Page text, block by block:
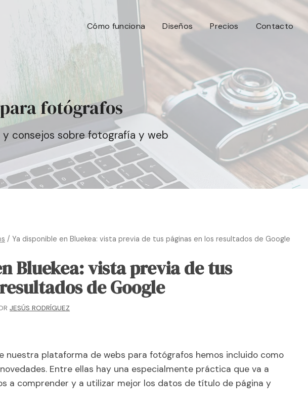
Cómo funciona Diseños Precios Contacto
fotógrafos
y consejos sobre fotografía y web
/ Ya disponible en Bluekea: vista previa de tus páginas en los resultados de Google
Bluekea: vista previa de tus
de Google
JESÚS RODRÍGUEZ
nuestra plataforma de webs para fotógrafos hemos incluido como
Entre ellas hay una especialmente práctica que va a
a comprender y a utilizar mejor los datos de título de página y